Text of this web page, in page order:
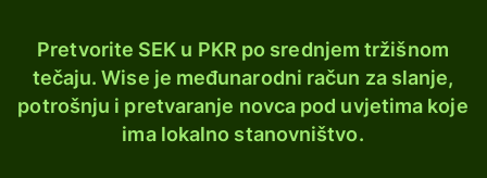
Pretvorite SEK u PKR po srednjem tržišnom
tečaju. Wise je međunarodni račun za slanje,
potrošnju i pretvaranje novca pod uvjetima koje
ima lokalno stanovništvo.